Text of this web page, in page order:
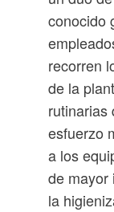
conocido
recorren
de la
rutinarias
esfuerzo
a los
de mayor
la